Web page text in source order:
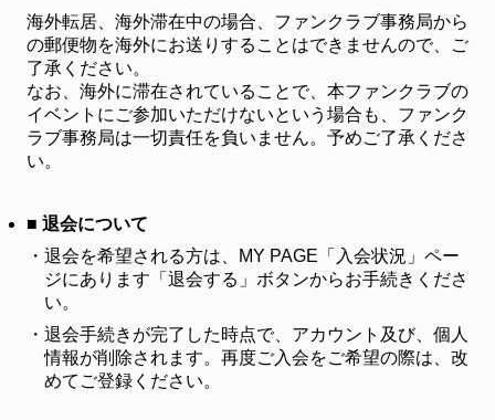
海外転居、海外滞在中の場合、ファンクラブ事務局から
の郵便物を海外にお送りすることはできませんので、ご
了承ください。
なお、海外に滞在されていることで、本ファンクラブの
イベントにご参加いただけないという場合も、ファンク
ラブ事務局は一切責任を負いません。予めご了承くださ
い。
■ 退会について
・ 退会を希望される方は、MY PAGE「入会状況」ペー
ジにあります「退会する」ボタンからお手続きくださ
い。
・ 退会手続きが完了した時点で、アカウント及び、個人
情報が削除されます。再度ご入会をご希望の際は、改
めてご登録ください。